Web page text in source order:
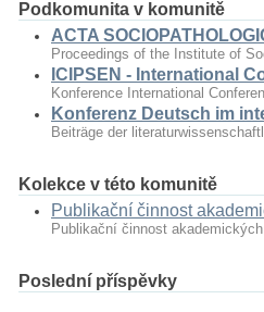
Podkomunita v komunitě
ACTA
Proceedings of the Institute of
ICIPSEN - International
Konference International
Konferenz Deutsch im
Beiträge der
Kolekce v této komunitě
Publikační činnost
Publikační činnost
Poslední příspěvky